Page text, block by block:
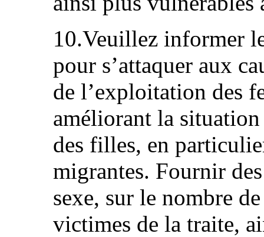
10.Veuillez informer
pour s’attaquer aux
de l’exploitation des
améliorant la
des filles, en
migrantes. Fournir
sexe, sur le nombre
victimes de la traite,